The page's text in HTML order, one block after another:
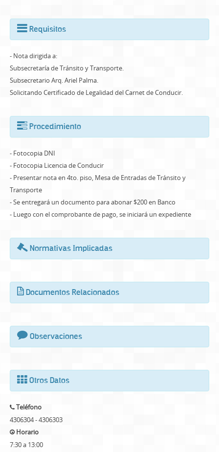
Requisitos
- Nota dirigida a:
Subsecretaría de Tránsito y Transporte.
Subsecretario Arq. Ariel Palma.
Solicitando Certificado de Legalidad del Carnet de Conducir.
Procedimiento
- Fotocopia DNI
- Fotocopia Licencia de Conducir
- Presentar nota en 4to. piso, Mesa de Entradas de Tránsito y
Transporte
- Se entregará un documento para abonar $200 en Banco
- Luego con el comprobante de pago, se iniciará un expediente
Normativas Implicadas
Documentos Relacionados
Observaciones
Otros Datos
Teléfono
4306304 - 4306303
Horario
7:30 a 13:00